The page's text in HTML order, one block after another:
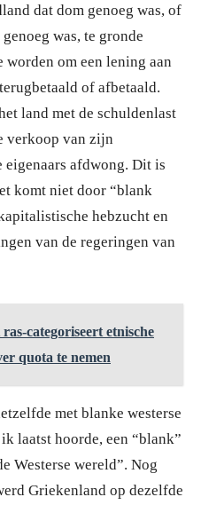
dat dom genoeg was, of
was, te gronde
om een lening aan
of afbetaald.
land met de schuldenlast
verkoop van zijn
afdwong. Dit is
komt niet door “blank
hebzucht en
van de regeringen van
categoriseert etnische
quota te nemen
met blanke westerse
laatst hoorde, een “blank”
Westerse wereld”. Nog
Griekenland op dezelfde